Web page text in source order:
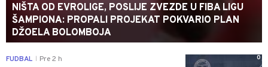
NIŠTA OD EVROLIGE, POSLIJE ZVEZDE U FIBA LIGU
ŠAMPIONA: PROPALI PROJEKAT POKVARIO PLAN
DŽOELA BOLOMBOJA
0
FUDBAL Pre 2 h